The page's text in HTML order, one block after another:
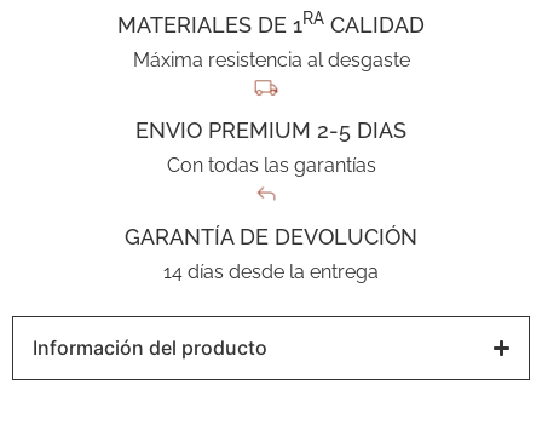
MATERIALES DE 1RA CALIDAD
Máxima resistencia al desgaste
ENVIO PREMIUM 2-5 DIAS
Con todas las garantías
GARANTÍA DE DEVOLUCIÓN
14 días desde la entrega
Información del producto